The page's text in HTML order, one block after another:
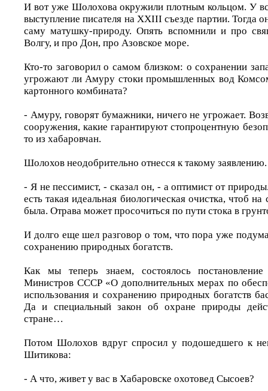
И вот уже Шолохова окружили плотным кольцом. У
выступление писателя на XXIII съезде партии. Тогда
саму матушку-природу. Опять вспомнили и про
Волгу, и про Дон, про Азовское море.
Кто-то заговорил о самом близком: о сохранении
угрожают ли Амуру стоки промышленных вод
картонного комбината?
- Амуру, говорят бумажники, ничего не угрожает.
сооружения, какие гарантируют стопроцентную
то из хабаровчан.
Шолохов неодобрительно отнесся к такому заявлению.
- Я не пессимист, - сказал он, - а оптимист от
есть такая идеальная биологическая очистка, чтоб на
была. Отрава может просочиться по пути стока в
И долго еще шел разговор о том, что пора уже
сохранению природных богатств.
Как мы теперь знаем, состоялось
Министров СССР «О дополнительных мерах по
использования и сохранению природных богатств
Да и специальный закон об охране природы
стране…
Потом Шолохов вдруг спросил у подошедшего к
Шитикова:
- А что, живет у вас в Хабаровске охотовед Сысоев?